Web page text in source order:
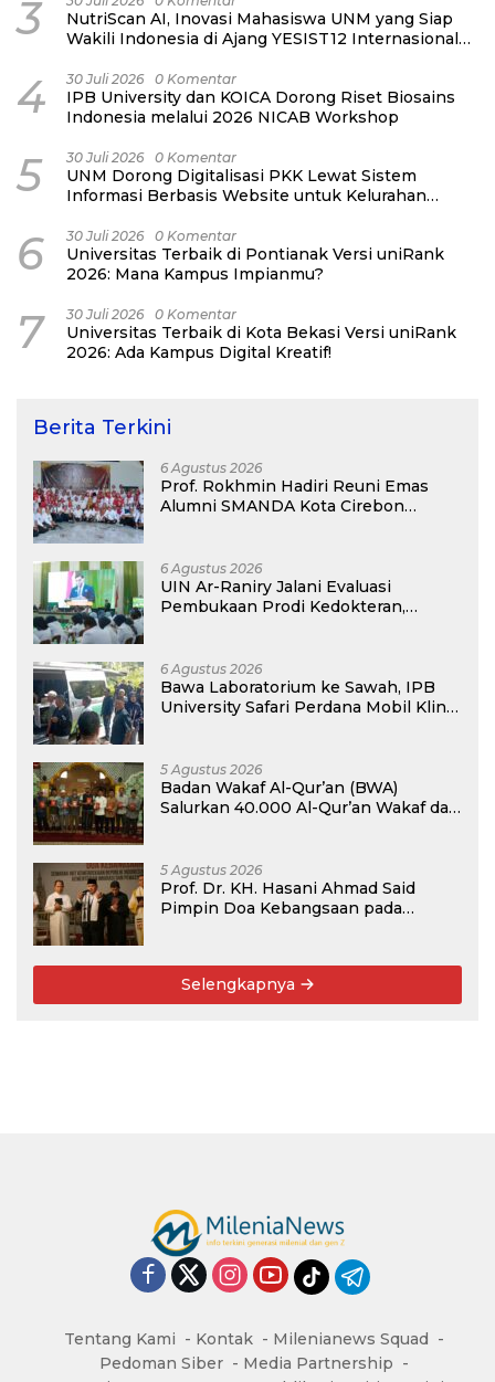
3
NutriScan AI, Inovasi Mahasiswa UNM yang Siap
Wakili Indonesia di Ajang YESIST12 Internasional
4 30 Juli 2026 0 Komentar
IPB University dan KOICA Dorong Riset Biosains
Indonesia melalui 2026 NICAB Workshop
5 30 Juli 2026 0 Komentar
UNM Dorong Digitalisasi PKK Lewat Sistem
Informasi Berbasis Website untuk Kelurahan
6 30 Juli 2026 0 Komentar
Universitas Terbaik di Pontianak Versi uniRank
2026: Mana Kampus Impianmu?
7 30 Juli 2026 0 Komentar
Universitas Terbaik di Kota Bekasi Versi uniRank
2026: Ada Kampus Digital Kreatif!
Berita Terkini
6 Agustus 2026
Prof. Rokhmin Hadiri Reuni Emas
Alumni SMANDA Kota Cirebon
6 Agustus 2026
UIN Ar-Raniry Jalani Evaluasi
Pembukaan Prodi Kedokteran,
6 Agustus 2026
Bawa Laboratorium ke Sawah, IPB
University Safari Perdana Mobil Klinik
5 Agustus 2026
Badan Wakaf Al-Qur’an (BWA)
Salurkan 40.000 Al-Qur’an Wakaf dan
5 Agustus 2026
Prof. Dr. KH. Hasani Ahmad Said
Pimpin Doa Kebangsaan pada
Pemasyarakatan RI
Selengkapnya
Tentang Kami Kontak
Milenianews Squad
Pedoman Siber
Media Partnership